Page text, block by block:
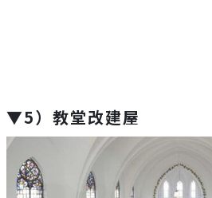
▼5）教堂改建屋